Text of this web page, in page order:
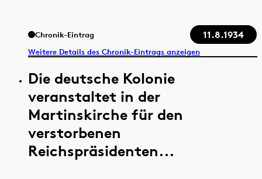
Chronik-Eintrag 11.8.1934
Weitere Details des Chronik-Eintrags anzeigen
Die deutsche Kolonie
veranstaltet in der
Martinskirche für den
verstorbenen
Reichspräsidenten...